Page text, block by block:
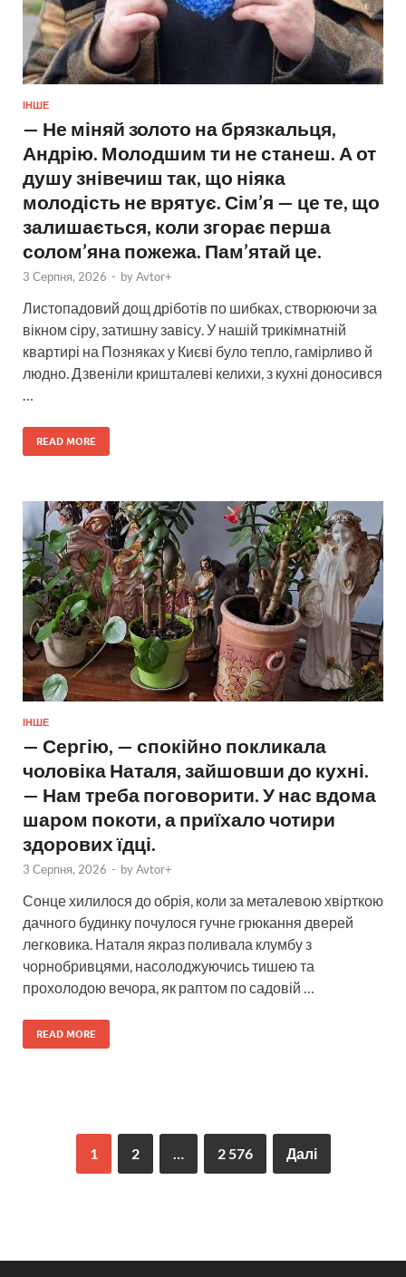
ІНШЕ
— Не міняй золото на брязкальця,
Андрію. Молодшим ти не станеш. А от
душу знівечиш так, що ніяка
молодість не врятує. Сім’я — це те, що
залишається, коли згорає перша
солом’яна пожежа. Пам’ятай це.
3 Серпня, 2026 - byAvtor+
Листопадовий дощ дріботів по шибках, створюючи за
вікном сіру, затишну завісу. У нашій трикімнатній
квартирі на Позняках у Києві було тепло, гамірливо й
людно. Дзвеніли кришталеві келихи, з кухні доносився
READ MORE
ІНШЕ
— Сергію, — спокійно покликала
чоловіка Наталя, зайшовши до кухні.
— Нам треба поговорити. У нас вдома
шаром покоти, а приїхало чотири
здорових їдці.
3 Серпня, 2026 - byAvtor+
Сонце хилилося до обрія, коли за металевою хвірткою
дачного будинку почулося гучне грюкання дверей
легковика. Наталя якраз поливала клумбу з
чорнобривцями, насолоджуючись тишею та
прохолодою вечора, як раптом по садовій …
READ MORE
1 2 2 576 Далі